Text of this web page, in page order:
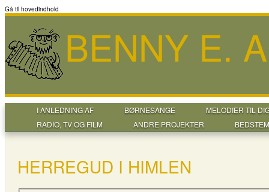
Gå til hovedindhold
BENNY E.
I ANLEDNING AF BØRNESANGE
MELODIER TIL
RADIO, TV OG FILM
ANDRE PROJEKTER
HERREGUD I HIMLEN